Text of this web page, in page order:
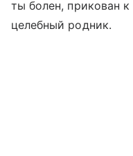
ты болен, прикован к
целебный родник.